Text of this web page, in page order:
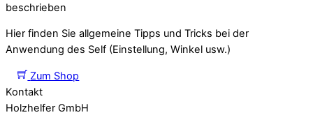
beschrieben
Hier finden Sie allgemeine Tipps und Tricks bei der
Anwendung des Self (Einstellung, Winkel usw.)
Zum Shop
Kontakt
Holzhelfer GmbH